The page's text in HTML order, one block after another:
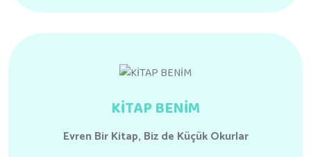
KİTAP BENİM
Evren Bir Kitap, Biz de Küçük Okurlar